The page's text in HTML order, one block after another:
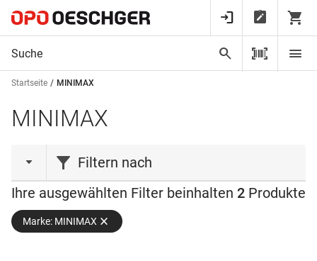
Startseite MINIMAX
MINIMAX
Filtern nach
Produktart
Hobelmaschine
Ihre ausgewählten Filter beinhalten 2 Produkte
Marke: MINIMAX